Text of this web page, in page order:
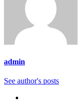
admin
See author's posts